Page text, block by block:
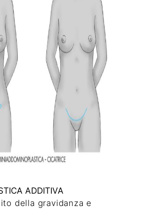
ADDITIVA
della gravidanza e